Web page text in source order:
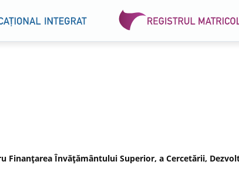
Finanţarea Învăţământului Superior, a Cercetării,